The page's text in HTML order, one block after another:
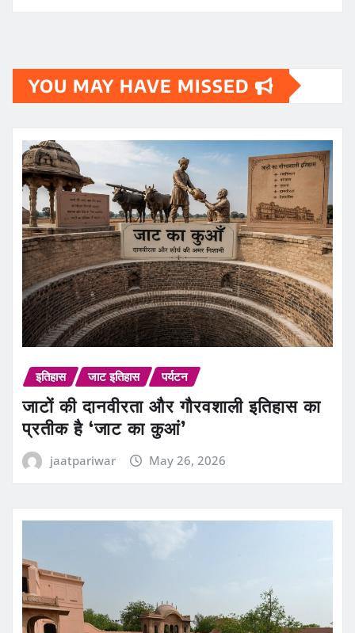
YOU MAY HAVE MISSED
इतिहास जाट इतिहास पर्यटन
जाटों की दानवीरता और गौरवशाली इतिहास का
प्रतीक है ‘जाट का कुआं’
jaatpariwar May 26, 2026